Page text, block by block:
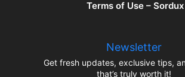
Terms of Use – Sordux
Newsletter
Get fresh updates, exclusive tips,
that’s truly worth it!